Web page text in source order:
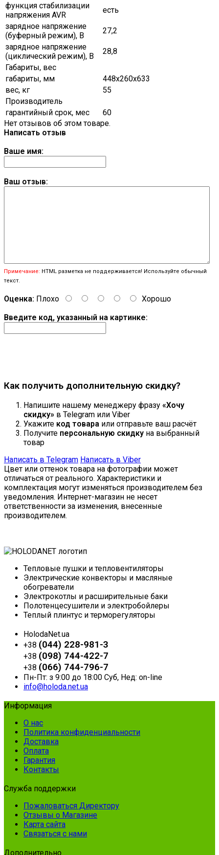
функция стабилизации
напряжения AVR
есть
зарядное напряжение
(буферный режим), В
27,2
зарядное напряжение
(циклический режим), В
28,8
Габариты, вес
габариты, мм
448х260х633
вес, кг
55
Производитель
гарантийный срок, мес
60
Нет отзывов об этом товаре.
Написать отзыв
Ваше имя:
Ваш отзыв:
Примечание: HTML разметка не поддерживается! Используйте обычный
текст.
Оценка: Плохо
Хорошо
Введите код, указанный на картинке:
Как получить дополнительную скидку?
Напишите нашему менеджеру фразу «Хочу
скидку» в Telegram или Viber
Укажите код товара или отправьте ваш расчёт
Получите персональную скидку на выбранный
товар
Написать в Telegram Написать в Viber
Цвет или оттенок товара на фотографии может
отличаться от реального. Характеристики и
комплектация могут изменяться производителем без
уведомления. Интернет-магазин не несет
ответственности за изменения, внесенные
производителем.
Тепловые пушки и тепловентиляторы
Электрические конвекторы и масляные
обогреватели
Электрокотлы и расширительные баки
Полотенцесушители и электробойлеры
Теплый плинтус и терморегуляторы
HolodaNet.ua
+38 (044) 228-981-3
+38 (098) 744-422-7
+38 (066) 744-796-7
Пн-Пт: з 9:00 до 18:00 Суб, Нед: on-line
info@holoda.net.ua
Информация
О нас
Политика конфиденциальности
Доставка
Оплата
Гарантия
Контакты
Служба поддержки
Пожаловаться Директору
Отзывы о Магазине
Карта сайта
Связаться с нами
Дополнительно